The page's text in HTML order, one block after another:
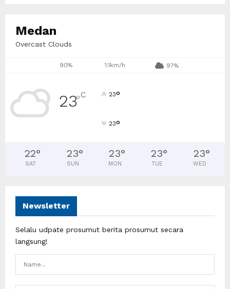
Medan
Overcast Clouds
90% 1.1km/h 97%
23°C 23°
23°
22°
SAT
23°
SUN
23°
MON
23°
TUE
23°
WED
Newsletter
Selalu udpate prosumut berita prosumut secara
langsung!